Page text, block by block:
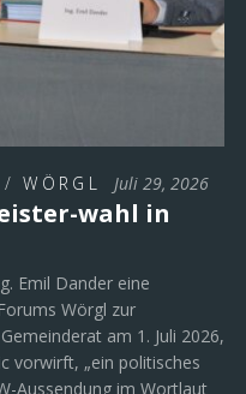
/WÖRGL Juli 29, 2026
wahl in
Emil Dander eine
Wörgl zur
am 1. Juli 2026,
vorwirft, „ein politisches
Aussendung im Wortlaut